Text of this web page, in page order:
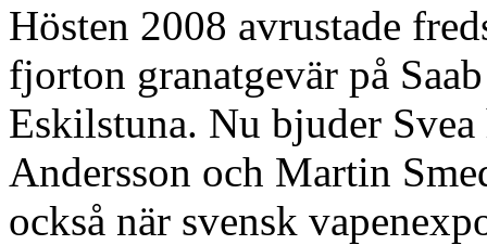
Hösten 2008 avrustade
fjorton granatgevär på
Eskilstuna. Nu bjuder
Andersson och Martin
också när svensk